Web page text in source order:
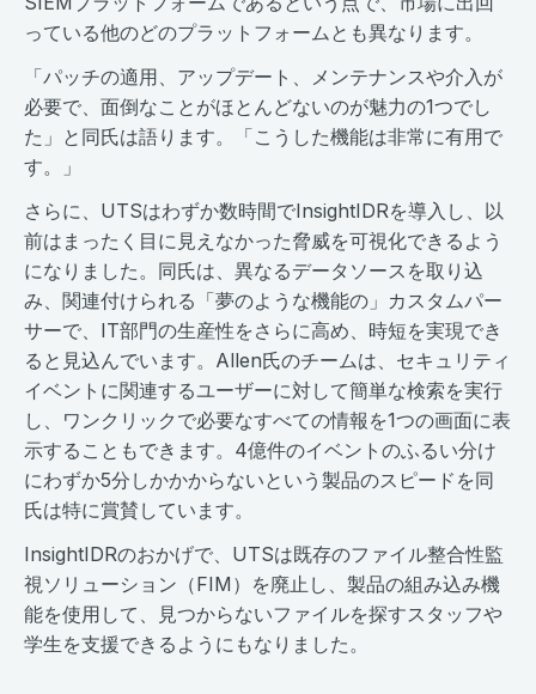
っている他のどのプラットフォームとも異なります。
「パッチの適用、アップデート、メンテナンスや介入が
必要で、面倒なことがほとんどないのが魅力の1つでし
た」と同氏は語ります。「こうした機能は非常に有用で
す。」
さらに、UTSはわずか数時間でInsightIDRを導入し、以
前はまったく目に見えなかった脅威を可視化できるよう
になりました。同氏は、異なるデータソースを取り込
み、関連付けられる「夢のような機能の」カスタムパー
サーで、IT部門の生産性をさらに高め、時短を実現でき
ると見込んでいます。Allen氏のチームは、セキュリティ
イベントに関連するユーザーに対して簡単な検索を実行
し、ワンクリックで必要なすべての情報を1つの画面に表
示することもできます。4億件のイベントのふるい分け
にわずか5分しかかからないという製品のスピードを同
氏は特に賞賛しています。
InsightIDRのおかげで、UTSは既存のファイル整合性監
視ソリューション（FIM）を廃止し、製品の組み込み機
能を使用して、見つからないファイルを探すスタッフや
学生を支援できるようにもなりました。